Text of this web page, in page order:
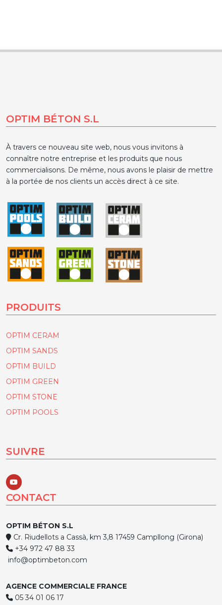
OPTIM BÉTON S.L
À travers ce nouveau site web, nous vous invitons à
connaître notre entreprise et les produits que nous
commercialisons. De même, nous avons le plaisir de mettre
à la portée de nos clients un accès direct à ce site.
PRODUITS
OPTIM CERAM
OPTIM SANDS
OPTIM BUILD
OPTIM GREEN
OPTIM STONE
OPTIM POOLS
SUIVRE
CONTACT
OPTIM BÉTON S.L
Cr. Riudellots a Cassà, km 3,8 17459 Campllong (Girona)
+34 972 47 88 33
info@optimbeton.com
AGENCE COMMERCIALE FRANCE
05 34 01 06 17